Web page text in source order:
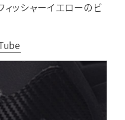
ィッシャーイエローのビ